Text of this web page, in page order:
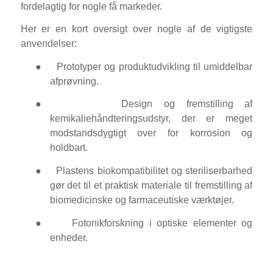
fordelagtig for nogle få markeder.
Her er en kort oversigt over nogle af de vigtigste
anvendelser:
●
Prototyper og produktudvikling til umiddelbar
afprøvning.
●
Design og fremstilling af
kemikaliehåndteringsudstyr, der er meget
modstandsdygtigt over for korrosion og
holdbart.
●
Plastens biokompatibilitet og steriliserbarhed
gør det til et praktisk materiale til fremstilling af
biomedicinske og farmaceutiske værktøjer.
●
Fotonikforskning i optiske elementer og
enheder.